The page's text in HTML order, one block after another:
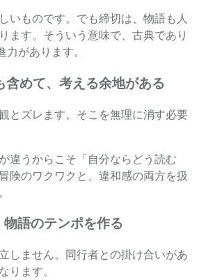
いものです。でも締切は、物語も人
ます。そういう意味で、古典であり
力があります。
含めて、考える余地がある
とズレます。そこを無理に消す必要
違うからこそ「自分ならどう読む
険のワクワクと、違和感の両方を扱
物語のテンポを作る
しません。同行者との掛け合いがあ
ります。